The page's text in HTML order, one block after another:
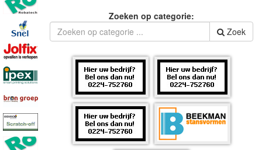
Zoeken op categorie:
Zoek